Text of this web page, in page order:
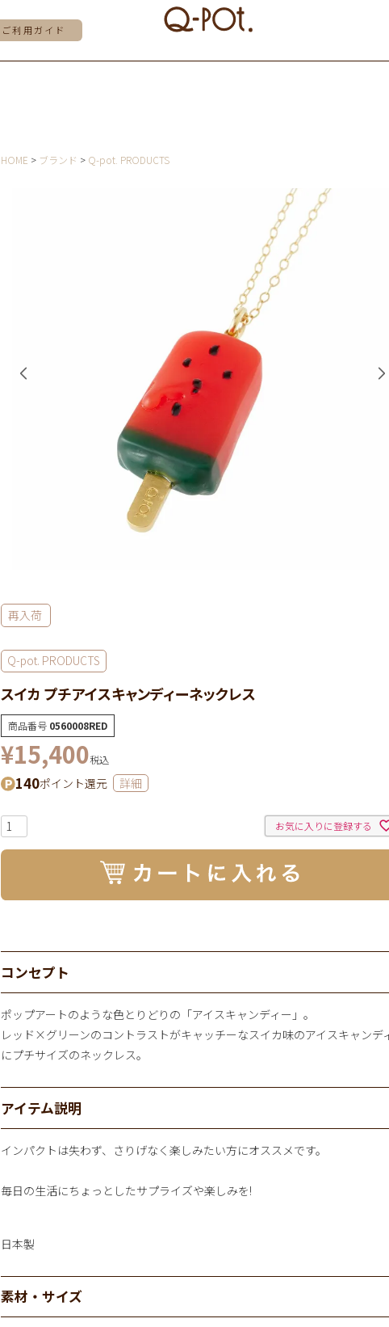
ご利用ガイド
HOME ブランド Q-pot. PRODUCTS
再入荷
Q-pot. PRODUCTS
スイカ プチアイスキャンディーネックレス
商品番号 0560008RED
¥15,400税込
140ポイント還元 詳細
お気に入りに登録する
コンセプト
ポップアートのような色とりどりの「アイスキャンディー」。
レッド×グリーンのコントラストがキャッチーなスイカ味のアイスキャンデ
にプチサイズのネックレス。
アイテム説明
インパクトは失わず、さりげなく楽しみたい方にオススメです。
毎日の生活にちょっとしたサプライズや楽しみを!
日本製
素材・サイズ